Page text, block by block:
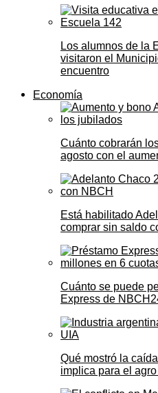
Los alumnos de la
visitaron el
encuentro
Economía
Cuánto cobrarán
agosto con el
Está habilitado
comprar sin saldo
Cuánto se puede
Express de
Qué mostró la
implica para el